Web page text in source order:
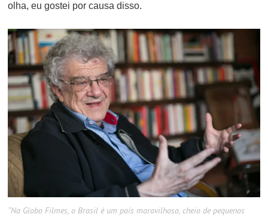
olha, eu gostei por causa disso.
“Na Globo Filmes, o Brasil é um país maravilhoso, cheio de pequenos